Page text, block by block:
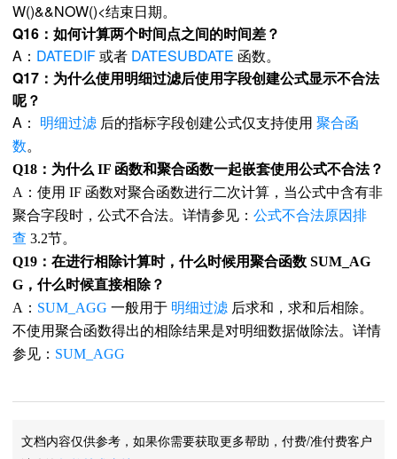
W()&&NOW()<结束日期。
Q16：如何计算两个时间点之间的时间差？
A： DATEDIF或者 DATESUBDATE 函数。
Q17：为什么使用明细过滤后使用字段创建公式显示不合法
呢？
A：
明细过滤 后的指标字段创建公式仅支持使用 聚合函
数。
Q18：为什么 IF 函数和聚合函数一起嵌套使用公式不合法？
A：使用 IF 函数对聚合函数进行二次计算，当公式中含有非
聚合字段时，公式不合法。详情参见： 公式不合法原因排
查 3.2节。
Q19：在进行相除计算时，什么时候用聚合函数 SUM_AG
G，什么时候直接相除？
A： SUM_AGG 一般用于 明细过滤 后求和，求和后相除。
不使用聚合函数得出的相除结果是对明细数据做除法。详情
参见： SUM_AGG
文档内容仅供参考，如果你需要获取更多帮助，付费/准付费客户